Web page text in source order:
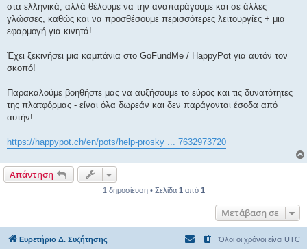
στα ελληνικά, αλλά θέλουμε να την αναπαράγουμε και σε άλλες
γλώσσες, καθώς και να προσθέσουμε περισσότερες λειτουργίες + μια
εφαρμογή για κινητά!
Έχει ξεκινήσει μια καμπάνια στο GoFundMe / HappyPot για αυτόν τον
σκοπό!
Παρακαλούμε βοηθήστε μας να αυξήσουμε το εύρος και τις δυνατότητες
της πλατφόρμας - είναι όλα δωρεάν και δεν παράγονται έσοδα από
αυτήν!
https://happypot.ch/en/pots/help-prosky ... 7632973720
Απάντηση
1 δημοσίευση • Σελίδα 1 από 1
Μετάβαση σε
Ευρετήριο Δ. Συζήτησης Όλοι οι χρόνοι είναι UTC